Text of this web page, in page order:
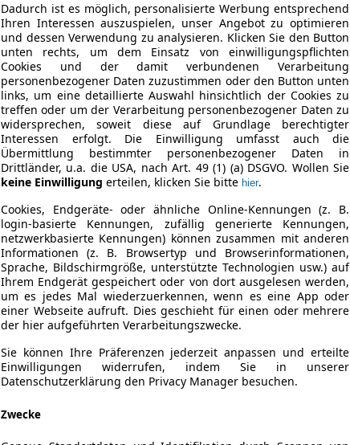
Dadurch ist es möglich, personalisierte Werbung entsprechend
Ihren Interessen auszuspielen, unser Angebot zu optimieren
und dessen Verwendung zu analysieren. Klicken Sie den Button
unten rechts, um dem Einsatz von einwilligungspflichten
Cookies und der damit verbundenen Verarbeitung
personenbezogener Daten zuzustimmen oder den Button unten
links, um eine detaillierte Auswahl hinsichtlich der Cookies zu
treffen oder um der Verarbeitung personenbezogener Daten zu
widersprechen, soweit diese auf Grundlage berechtigter
Interessen erfolgt. Die Einwilligung umfasst auch die
Übermittlung bestimmter personenbezogener Daten in
Drittländer, u.a. die USA, nach Art. 49 (1) (a) DSGVO. Wollen Sie
keine Einwilligung erteilen, klicken Sie bitte hier.
Cookies, Endgeräte- oder ähnliche Online-Kennungen (z. B.
login-basierte Kennungen, zufällig generierte Kennungen,
netzwerkbasierte Kennungen) können zusammen mit anderen
Informationen (z. B. Browsertyp und Browserinformationen,
Sprache, Bildschirmgröße, unterstützte Technologien usw.) auf
Ihrem Endgerät gespeichert oder von dort ausgelesen werden,
um es jedes Mal wiederzuerkennen, wenn es eine App oder
einer Webseite aufruft. Dies geschieht für einen oder mehrere
der hier aufgeführten Verarbeitungszwecke.
Sie können Ihre Präferenzen jederzeit anpassen und erteilte
Einwilligungen widerrufen, indem Sie in unserer
Datenschutzerklärung den Privacy Manager besuchen.
Zwecke